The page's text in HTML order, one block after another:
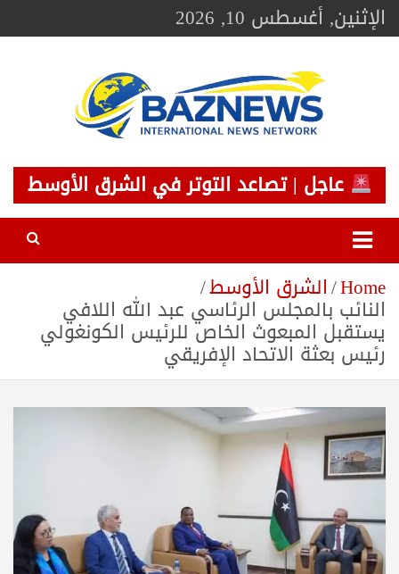
Skip
toالإثنين, أغسطس 10, 2026
BAZNEWS
شبكة باز الإخبارية
عاجل | تصاعد التوتر في الشرق الأوسط
Home الشرق الأوسط
النائب بالمجلس الرئاسي عبد الله اللافي
يستقبل المبعوث الخاص للرئيس الكونغولي
رئيس بعثة الاتحاد الإفريقي